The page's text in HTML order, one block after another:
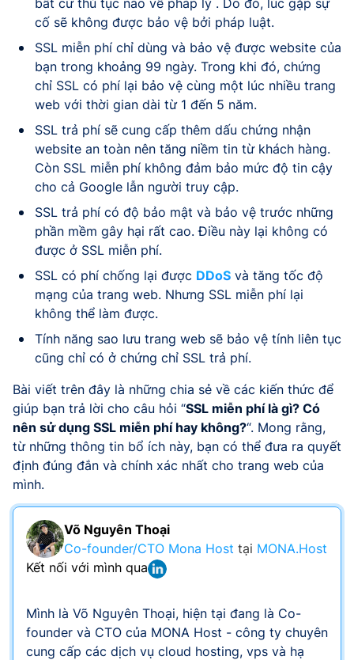
bất cứ thủ tục nào về pháp lý . Do đó, lúc gặp sự
cố sẽ không được bảo vệ bởi pháp luật.
SSL miễn phí chỉ dùng và bảo vệ được website của
bạn trong khoảng 99 ngày. Trong khi đó, chứng
chỉ SSL có phí lại bảo vệ cùng một lúc nhiều trang
web với thời gian dài từ 1 đến 5 năm.
SSL trả phí sẽ cung cấp thêm dấu chứng nhận
website an toàn nên tăng niềm tin từ khách hàng.
Còn SSL miễn phí không đảm bảo mức độ tin cậy
cho cả Google lẫn người truy cập.
SSL trả phí có độ bảo mật và bảo vệ trước những
phần mềm gây hại rất cao. Điều này lại không có
được ở SSL miễn phí.
SSL có phí chống lại được DDoS và tăng tốc độ
mạng của trang web. Nhưng SSL miễn phí lại
không thể làm được.
Tính năng sao lưu trang web sẽ bảo vệ tính liên tục
cũng chỉ có ở chứng chỉ SSL trả phí.
Bài viết trên đây là những chia sẻ về các kiến thức để
giúp bạn trả lời cho câu hỏi “SSL miễn phí là gì? Có
nên sử dụng SSL miễn phí hay không?“. Mong rằng,
từ những thông tin bổ ích này, bạn có thể đưa ra quyết
định đúng đắn và chính xác nhất cho trang web của
mình.
Võ Nguyên Thoại
Co-founder/CTO Mona Host tại MONA.Host
Kết nối với mình qua
Mình là Võ Nguyên Thoại, hiện tại đang là Co-
founder và CTO của MONA Host - công ty chuyên
cung cấp các dịch vụ cloud hosting, vps và hạ